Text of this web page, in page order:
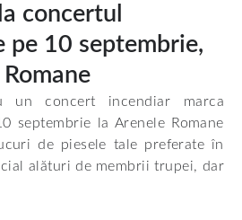
concertul
pe 10 septembrie,
un concert incendiar marca
septembrie la Arenele Romane
de piesele tale preferate în
alături de membrii trupei, dar